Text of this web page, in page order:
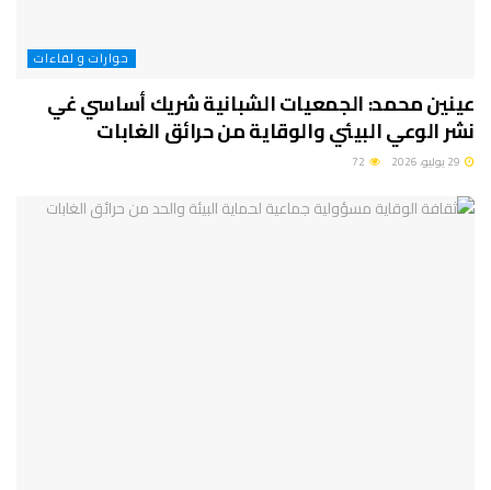
حوارات و لقاءات
عينين محمد: الجمعيات الشبانية شريك أساسي غي
نشر الوعي البيئي والوقاية من حرائق الغابات